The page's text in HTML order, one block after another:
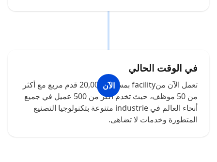
في الوقت الحالي
تعمل الآن منfacility بمساحة 20,000 قدم مربع مع أكثر
من 50 موظف، حيث تخدم أكثر من 500 عميل في جميع
أنحاء العالم في industrie متنوعة بتكنولوجيا التصنيع
المتطورة وخدمات لا تضاهى.
الآن